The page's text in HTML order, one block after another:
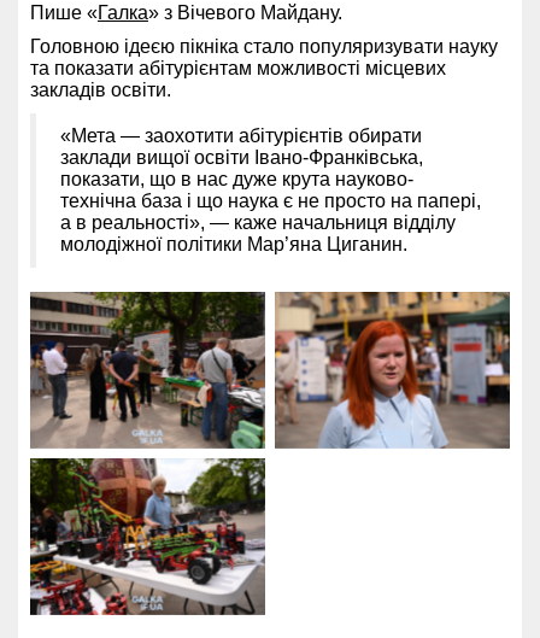
Пише «Галка» з Вічевого Майдану.
Головною ідеєю пікніка стало популяризувати науку
та показати абітурієнтам можливості місцевих
закладів освіти.
«Мета — заохотити абітурієнтів обирати
заклади вищої освіти Івано-Франківська,
показати, що в нас дуже крута науково-
технічна база і що наука є не просто на папері,
а в реальності», — каже начальниця відділу
молодіжної політики Мар’яна Циганин.